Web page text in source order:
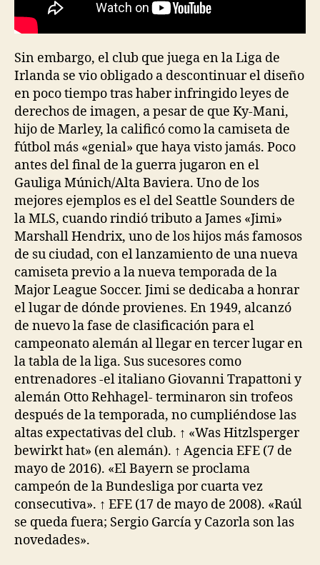
Sin embargo, el club que juega en la Liga de
Irlanda se vio obligado a descontinuar el diseño
en poco tiempo tras haber infringido leyes de
derechos de imagen, a pesar de que Ky-Mani,
hijo de Marley, la calificó como la camiseta de
fútbol más «genial» que haya visto jamás. Poco
antes del final de la guerra jugaron en el
Gauliga Múnich/Alta Baviera. Uno de los
mejores ejemplos es el del Seattle Sounders de
la MLS, cuando rindió tributo a James «Jimi»
Marshall Hendrix, uno de los hijos más famosos
de su ciudad, con el lanzamiento de una nueva
camiseta previo a la nueva temporada de la
Major League Soccer. Jimi se dedicaba a honrar
el lugar de dónde provienes. En 1949, alcanzó
de nuevo la fase de clasificación para el
campeonato alemán al llegar en tercer lugar en
la tabla de la liga. Sus sucesores como
entrenadores -el italiano Giovanni Trapattoni y
alemán Otto Rehhagel- terminaron sin trofeos
después de la temporada, no cumpliéndose las
altas expectativas del club. ↑ «Was Hitzlsperger
bewirkt hat» (en alemán). ↑ Agencia EFE (7 de
mayo de 2016). «El Bayern se proclama
campeón de la Bundesliga por cuarta vez
consecutiva». ↑ EFE (17 de mayo de 2008). «Raúl
se queda fuera; Sergio García y Cazorla son las
novedades».